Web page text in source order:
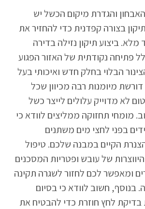
והגדרת מיקום הכשל יש
בצורה קפדנית כדי להחזיר את
ביצוע תיקון נזילה בדירה
פתיחה נקודתית של האזור הפגוע
הבלוי בחלק חדש ואיכותי בעל
דורשת מיומנות רבה מכיוון שכל
לא מדוייק עלולים לייצר כשל
מומחי תחזוקה ממליצים לוודא כי
בפני לחצי מים משתנים
הקיים במבנה שלכם. טיפול
של עובש ופטריות המסכנים
ומאפשר לכם לחזור לשגרה תקינה
בנוסף, חשוב לוודא כי בסיום
לחץ חוזרת כדי להבטיח את